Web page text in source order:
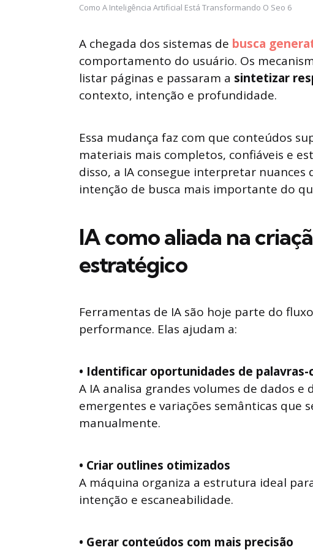
Como A Inteligência Artificial Está Transformando O Seo 6
A chegada dos sistemas de busca
comportamento do usuário. Os
listar páginas e passaram a sintetizar
contexto, intenção e profundidade.
Essa mudança faz com que conteúdos
materiais mais completos, confiáveis e
disso, a IA consegue interpretar
intenção de busca mais importante do
IA como aliada na
estratégico
Ferramentas de IA são hoje parte do
performance. Elas ajudam a:
• Identificar oportunidades de palavras-
A IA analisa grandes volumes de dados e
emergentes e variações semânticas que
manualmente.
• Criar outlines otimizados
A máquina organiza a estrutura ideal
intenção e escaneabilidade.
• Gerar conteúdos com mais precisão